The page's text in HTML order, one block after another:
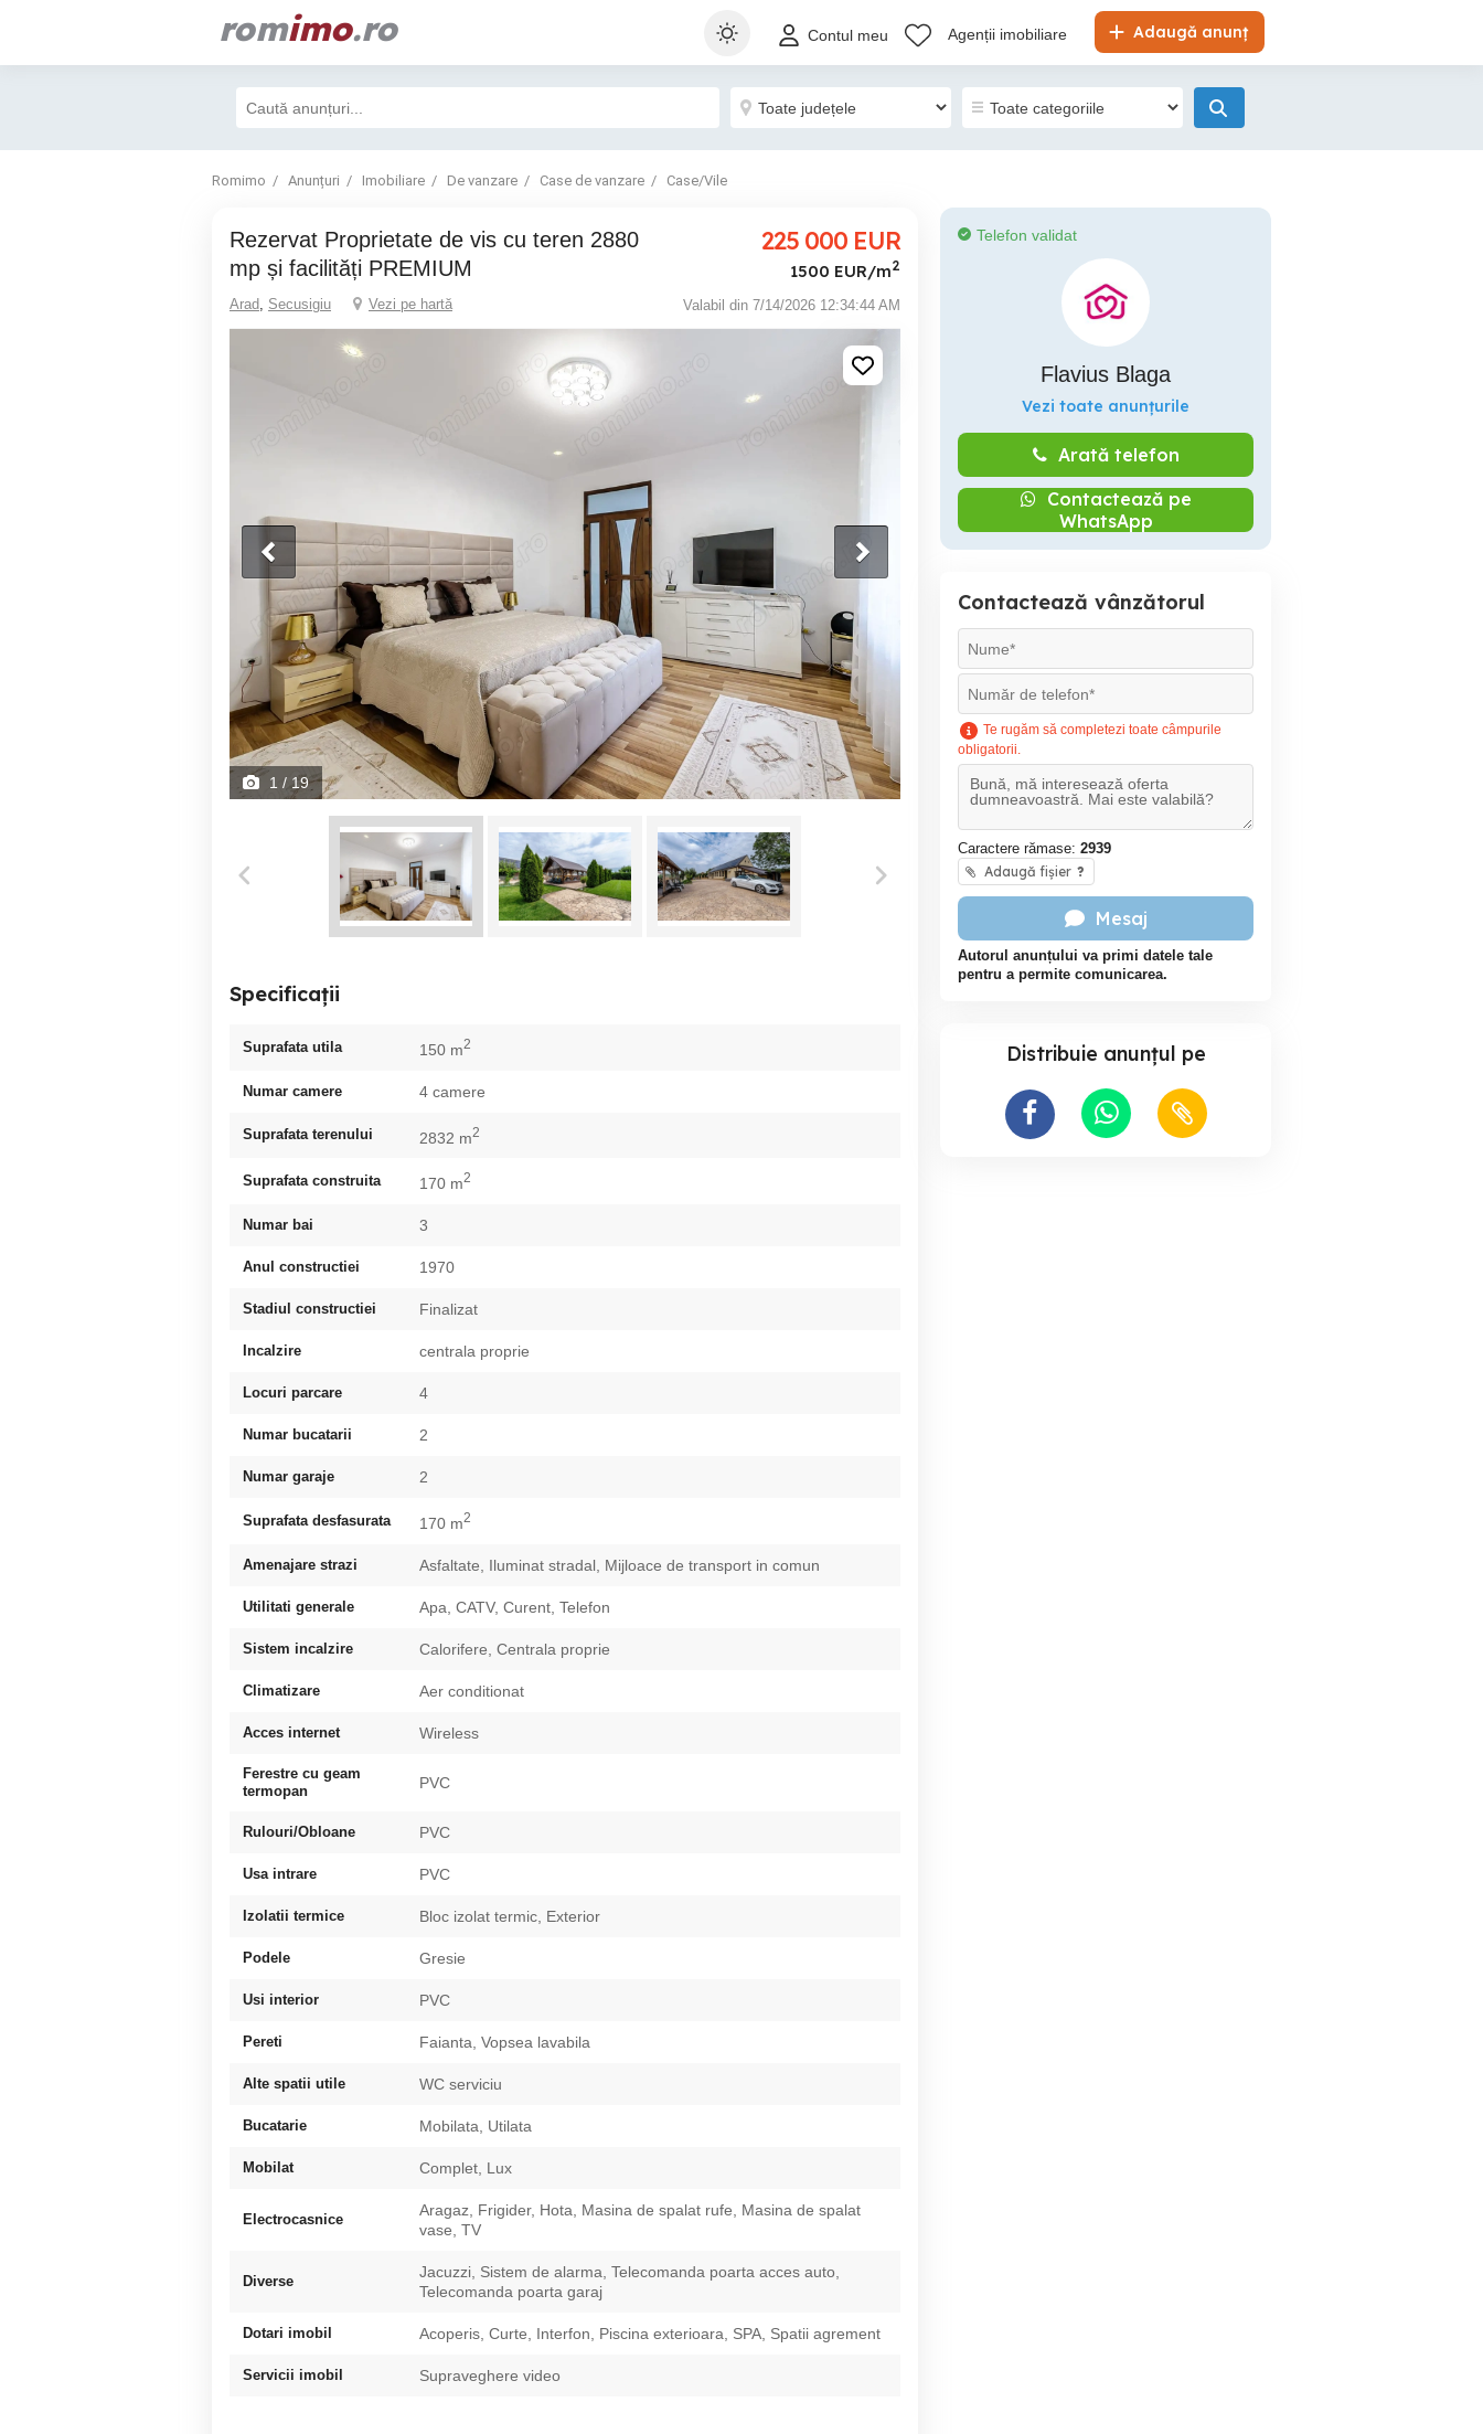
romimo.ro Adaugă anunț
Contul meu Agenții imobiliare
Romimo Anunțuri Imobiliare De vanzare Case de vanzare Case/Vile
Rezervat Proprietate de vis cu teren 2880
mp și facilități PREMIUM
225 000 EUR
1500 EUR/m2
Arad, Secusigiu Vezi pe hartă Valabil din 7/14/2026 12:34:44 AM
1 / 19
Specificații
Suprafata utila 150 m2
Numar camere 4 camere
Suprafata terenului 2832 m2
Suprafata construita 170 m2
Numar bai 3
Anul constructiei 1970
Stadiul constructiei Finalizat
Incalzire centrala proprie
Locuri parcare 4
Numar bucatarii 2
Numar garaje 2
Suprafata desfasurata 170 m2
Amenajare strazi Asfaltate, Iluminat stradal, Mijloace de transport in comun
Utilitati generale Apa, CATV, Curent, Telefon
Sistem incalzire Calorifere, Centrala proprie
Climatizare Aer conditionat
Acces internet Wireless
Ferestre cu geam
termopan
PVC
Rulouri/Obloane PVC
Usa intrare PVC
Izolatii termice Bloc izolat termic, Exterior
Podele Gresie
Usi interior PVC
Pereti Faianta, Vopsea lavabila
Alte spatii utile WC serviciu
Bucatarie Mobilata, Utilata
Mobilat Complet, Lux
Electrocasnice
Aragaz, Frigider, Hota, Masina de spalat rufe, Masina de spalat
vase, TV
Diverse
Jacuzzi, Sistem de alarma, Telecomanda poarta acces auto,
Telecomanda poarta garaj
Dotari imobil Acoperis, Curte, Interfon, Piscina exterioara, SPA, Spatii agrement
Servicii imobil Supraveghere video
Telefon validat
Flavius Blaga
Vezi toate anunțurile
Arată telefon
Contactează pe
WhatsApp
Contactează vânzătorul
Te rugăm să completezi toate câmpurile
obligatorii.
Caractere rămase: 2939
Adaugă fișier ?
Mesaj
Autorul anunțului va primi datele tale
pentru a permite comunicarea.
Distribuie anunțul pe